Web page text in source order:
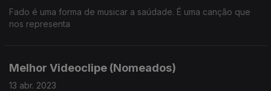
Fado é uma forma de musicar a saúdade. É uma canção que
nos representa
Melhor Videoclipe (Nomeados)
13 abr. 2023